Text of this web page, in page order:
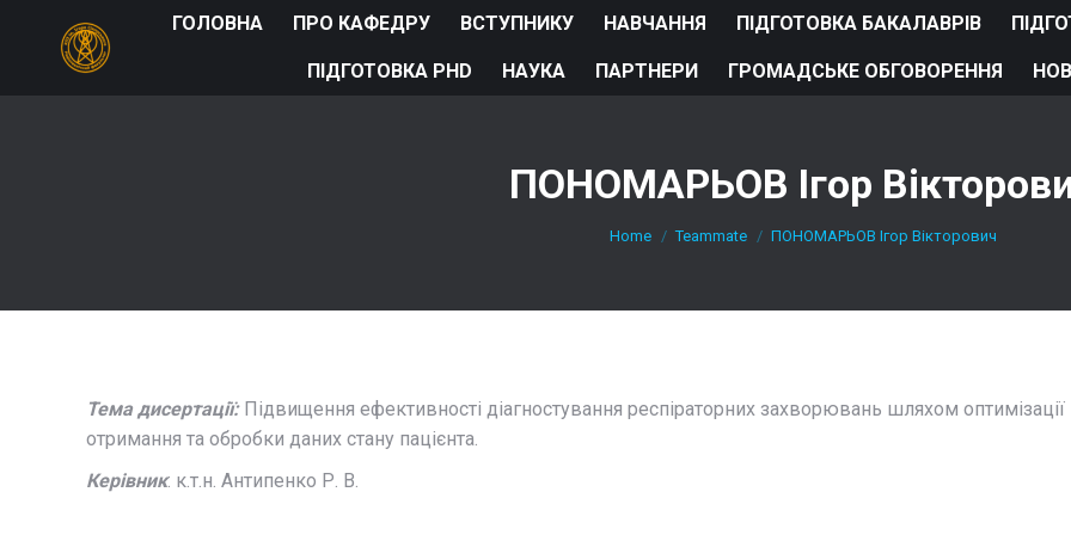
ГОЛОВНА ПРО КАФЕДРУ ВСТУПНИКУ НАВЧАННЯ ПІДГОТОВКА БАКАЛАВРІВ
ПІДГОТОВКА PHD НАУКА ПАРТНЕРИ ГРОМАДСЬКЕ ОБГОВОРЕННЯ
ПОНОМАРЬОВ Ігор
Home Teammate ПОНОМАРЬОВ Ігор Вікторович
Тема дисертації:Підвищення ефективності діагностування респіраторних захворювань шляхом оптимізації
отримання та обробки даних стану пацієнта.
Керівник: к.т.н. Антипенко Р. В.